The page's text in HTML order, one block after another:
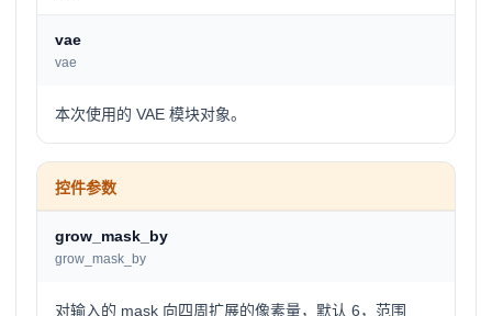
vae
vae
本次使用的 VAE 模块对象。
控件参数
grow_mask_by
grow_mask_by
对输入的 mask 向四周扩展的像素量，默认 6，范围